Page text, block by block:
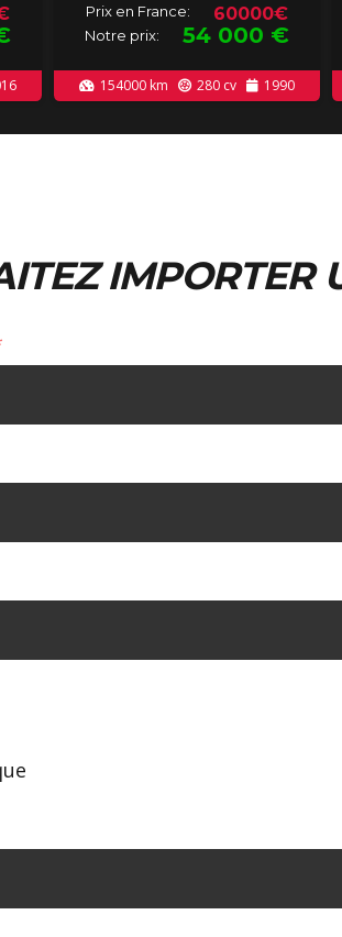
Prix en France: 60000€
Notre prix: 54 000 €
154000 km 280cv 1990
IMPORTER